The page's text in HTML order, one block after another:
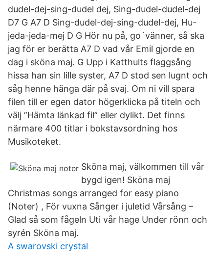
dudel-dej-sing-dudel dej, Sing-dudel-dudel-dej
D7 G A7 D Sing-dudel-dej-sing-dudel-dej, Hu-
jeda-jeda-mej D G Hör nu på, go´vänner, så ska
jag för er berätta A7 D vad vår Emil gjorde en
dag i sköna maj. G Upp i Katthults flaggsång
hissa han sin lille syster, A7 D stod sen lugnt och
såg henne hänga där på svaj. Om ni vill spara
filen till er egen dator högerklicka på titeln och
välj ”Hämta länkad fil” eller dylikt. Det finns
närmare 400 titlar i bokstavsordning hos
Musikoteket.
Sköna maj, välkommen till vår
bygd igen! Sköna maj
Christmas songs arranged for easy piano
(Noter) , För vuxna Sånger i juletid Vårsång –
Glad så som fågeln Uti vår hage Under rönn och
syrén Sköna maj.
A swarovski crystal